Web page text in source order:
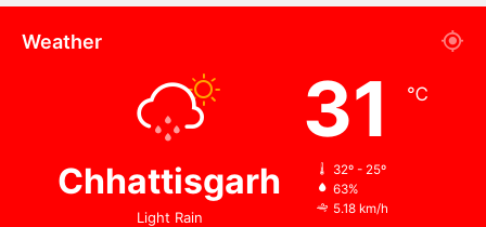
Weather
Chhattisgarh
Light Rain
31 ℃
32º - 25º
63%
5.18 km/h